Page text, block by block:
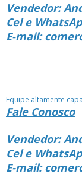
Vendedor:
Cel e
E-mail:
Equipe altamente
Fale Conosco
Vendedor:
Cel e
E-mail: